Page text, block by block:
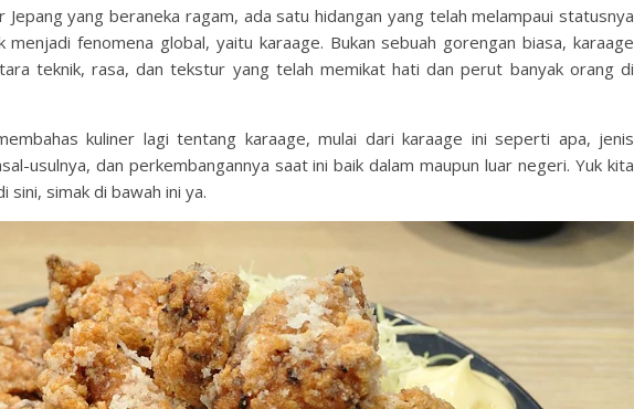
yang beraneka ragam, ada satu hidangan yang telah melampaui statusnya
menjadi fenomena global, yaitu karaage. Bukan sebuah gorengan biasa, karaage
teknik, rasa, dan tekstur yang telah memikat hati dan perut banyak orang di
kuliner lagi tentang karaage, mulai dari karaage ini seperti apa, jenis
usulnya, dan perkembangannya saat ini baik dalam maupun luar negeri. Yuk kita
sini, simak di bawah ini ya.